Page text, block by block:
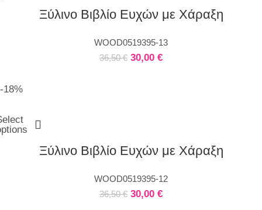
Ξύλινο Βιβλίο Ευχών με Χάραξη
WOOD0519395-13
36,50€ 30,00 €
-18%
Ξύλινο Βιβλίο Ευχών με Χάραξη
WOOD0519395-12
36,50€ 30,00 €